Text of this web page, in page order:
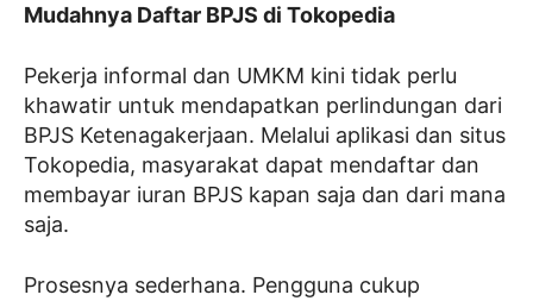
Mudahnya Daftar BPJS di Tokopedia
Pekerja informal dan UMKM kini tidak perlu
khawatir untuk mendapatkan perlindungan dari
BPJS Ketenagakerjaan. Melalui aplikasi dan situs
Tokopedia, masyarakat dapat mendaftar dan
membayar iuran BPJS kapan saja dan dari mana
saja.
Prosesnya sederhana. Pengguna cukup